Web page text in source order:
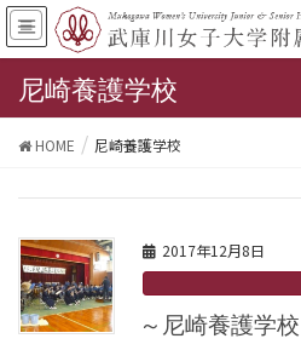
尼崎養護学校
HOME 尼崎養護学校
2017年12月8日
～尼崎養護学